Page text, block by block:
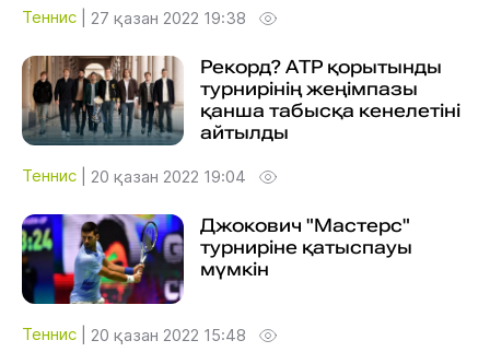
Теннис 27 қазан 2022 19:38
Рекорд? АТР қорытынды
турнирінің жеңімпазы
қанша табысқа кенелетіні
айтылды
Теннис 20 қазан 2022 19:04
Джокович "Мастерс"
турниріне қатыспауы
мүмкін
Теннис 20 қазан 2022 15:48